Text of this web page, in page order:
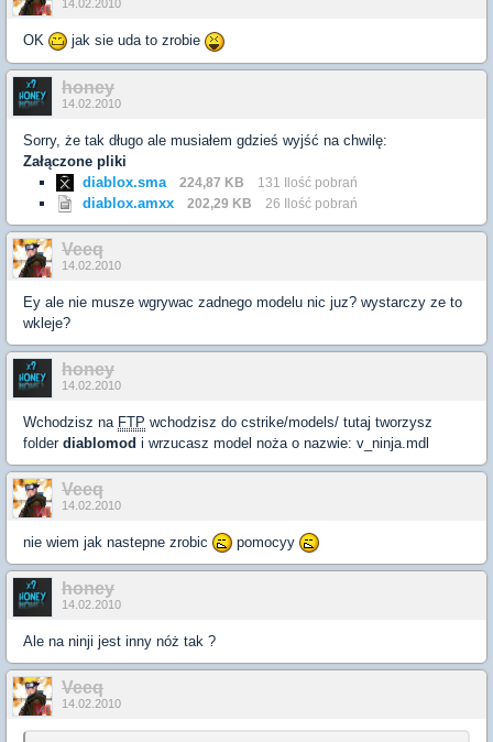
14.02.2010
OK jak sie uda to zrobie
honey
14.02.2010
Sorry, że tak długo ale musiałem gdzieś wyjść na chwilę:
Załączone pliki
diablox.sma
224,87 KB 131 Ilość pobrań
diablox.amxx 202,29 KB 26 Ilość pobrań
Veeq
14.02.2010
Ey ale nie musze wgrywac zadnego modelu nic juz? wystarczy ze to
wkleje?
honey
14.02.2010
Wchodzisz na FTP wchodzisz do cstrike/models/ tutaj tworzysz
folder diablomod i wrzucasz model noża o nazwie: v_ninja.mdl
Veeq
14.02.2010
nie wiem jak nastepne zrobic pomocyy
honey
14.02.2010
Ale na ninji jest inny nóż tak ?
Veeq
14.02.2010